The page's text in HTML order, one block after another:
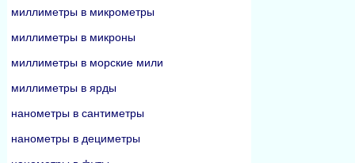
миллиметры в микрометры
миллиметры в микроны
миллиметры в морские мили
миллиметры в ярды
нанометры в сантиметры
нанометры в дециметры